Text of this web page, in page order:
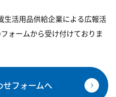
生活用品供給企業による広報活
ォームから受け付けておりま
せフォームへ